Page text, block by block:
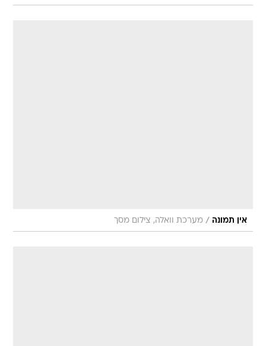
אין תמונה / מערכת וואלה, צילום מסך